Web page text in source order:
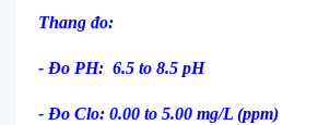
Thang đo:
- Đo PH: 6.5 to 8.5 pH
- Đo Clo: 0.00 to 5.00 mg/L (ppm)